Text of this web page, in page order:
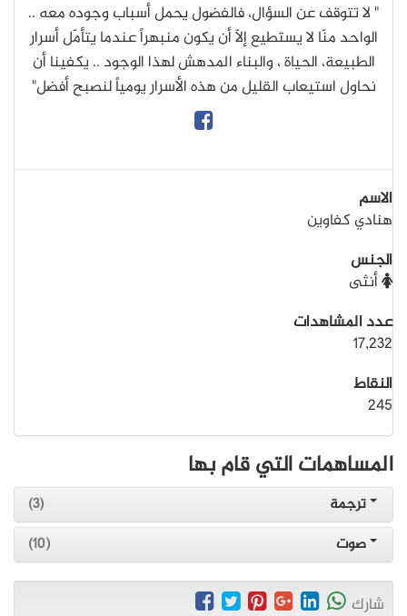
" لا تتوقف عن السؤال، فالفضول يحمل أسباب وجوده معه ..
الواحد منّا لا يستطيع إلاّ أن يكون منبهراً عندما يتأمّل أسرار
الطبيعة، الحياة ، والبناء المدهش لهذا الوجود .. يكفينا أن
نحاول استيعاب القليل من هذه الأسرار يومياً لنصبح أفضل"
الاسم
هنادي كفاوين
الجنس
أنثى
عدد المشاهدات
17,232
النقاط
245
المساهمات التي قام بها
ترجمة
(3)
صوت
(10)
شارك